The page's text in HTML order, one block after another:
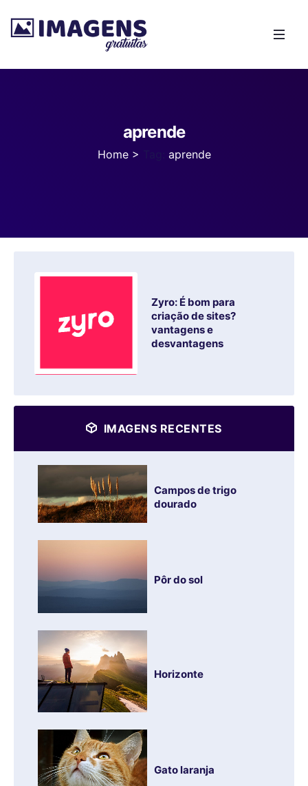
aprende
Home > aprende
Zyro: É bom para
criação de sites?
vantagens e
desvantagens
IMAGENS RECENTES
Campos de trigo
dourado
Pôr do sol
Horizonte
Gato laranja